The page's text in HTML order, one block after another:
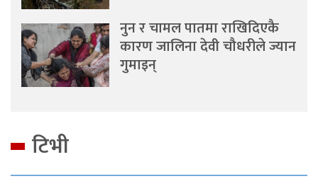
नुन र चामल पातमा राखिदिएकै
कारण जालिना देवी चौधरीले ज्यान
गुमाइन्
टिभी